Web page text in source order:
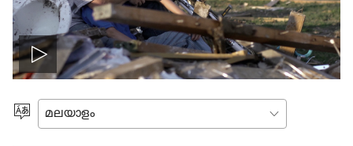
വീഡിയോ
പ്ലേ
ഭാഷ
തിരഞ്ഞെടുക്കുക